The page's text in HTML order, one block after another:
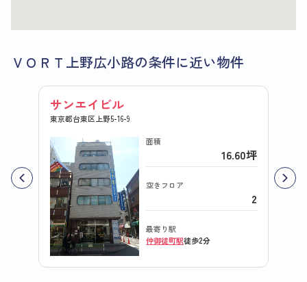
ＶＯＲＴ上野広小路の条件に近い物件
サンエイビル
東京都台東区上野5-16-9
面積
16.60坪
空きフロア
2
最寄り駅
仲御徒町駅徒歩2分